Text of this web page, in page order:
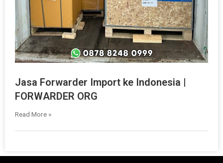
Jasa Forwarder Import ke Indonesia |
FORWARDER ORG
Read More »